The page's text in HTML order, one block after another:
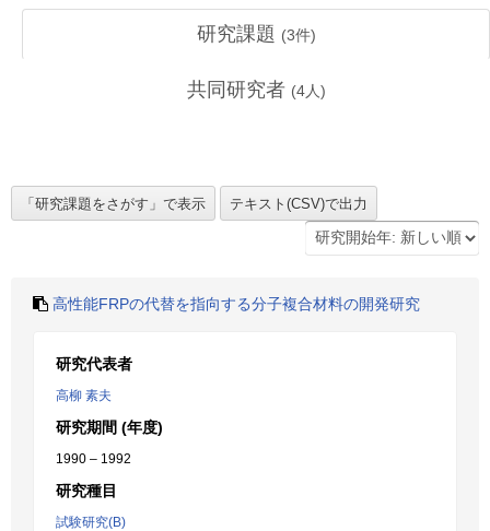
研究課題 (3件)
共同研究者 (4人)
高性能FRPの代替を指向する分子複合材料の開発研究
研究代表者
高柳 素夫
研究期間 (年度)
1990 – 1992
研究種目
試験研究(B)